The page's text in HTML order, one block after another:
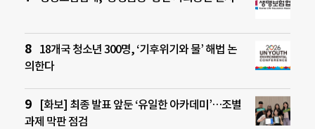
18개국 청소년 300명, ‘기후위기와 물’ 해법 논
의한다
[화보] 최종 발표 앞둔 ‘유일한 아카데미’…조별
과제 막판 점검